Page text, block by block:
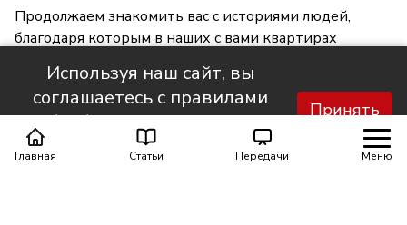
Главная Статьи Передачи Меню
Продолжаем знакомить вас с историями людей,
благодаря которым в наших с вами квартирах
Используя наш сайт, вы
соглашаетесь с правилами
обработки персональных
данных.
Принять